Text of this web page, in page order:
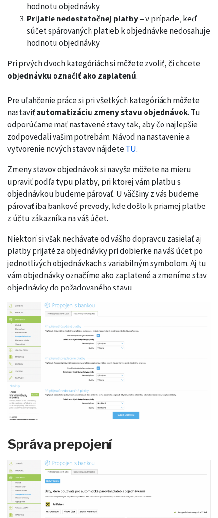
hodnotu objednávky
Prijatie nedostatočnej platby– v prípade, keď
súčet spárovaných platieb k objednávke nedosahuje
hodnotu objednávky
Pri prvých dvoch kategóriách si môžete zvoliť, či chcete
objednávku označiť ako zaplatenú.
Pre uľahčenie práce si pri všetkých kategóriách môžete
nastaviťautomatizáciu zmeny stavu objednávok. Tu
odporúčame mať nastavené stavy tak, aby čo najlepšie
zodpovedali vašim potrebám. Návod na nastavenie a
vytvorenie nových stavov nájdeteTU.
Zmeny stavov objednávok si navyše môžete na mieru
upraviť podľa typu platby, pri ktorej vám platbu s
objednávkou budeme párovať. U väčšiny z vás budeme
párovať iba bankové prevody, kde došlo k priamej platbe
z účtu zákazníka na váš účet.
Niektorí si však nechávate od vášho dopravcu zasielať aj
platby prijaté za objednávky pri dobierke na váš účet po
jednotlivých objednávkach s variabilným symbolom. Aj tu
vám objednávky označíme ako zaplatené a zmeníme stav
objednávky do požadovaného stavu.
Správa prepojení